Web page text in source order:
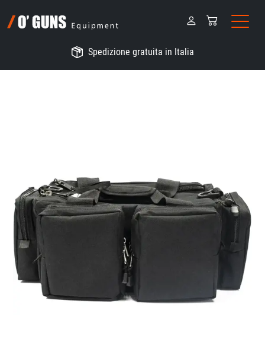
Spedizione gratuita in Italia